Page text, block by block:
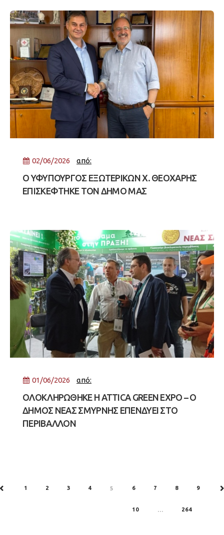
02/06/2026 από:
Ο ΥΦΥΠΟΥΡΓΟΣ ΕΞΩΤΕΡΙΚΩΝ Χ. ΘΕΟΧΑΡΗΣ
ΕΠΙΣΚΕΦΤΗΚΕ ΤΟΝ ΔΗΜΟ ΜΑΣ
01/06/2026 από:
ΟΛΟΚΛΗΡΩΘΗΚΕ Η ATTICA GREEN EXPO – Ο
ΔΗΜΟΣ ΝΕΑΣ ΣΜΥΡΝΗΣ ΕΠΕΝΔΥΕΙ ΣΤΟ
ΠΕΡΙΒΑΛΛΟΝ
1 2 3 4 5 6 7 8 9
10 … 264